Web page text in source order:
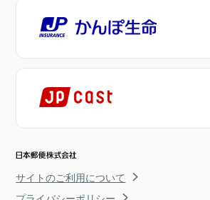
サイトのご利用について